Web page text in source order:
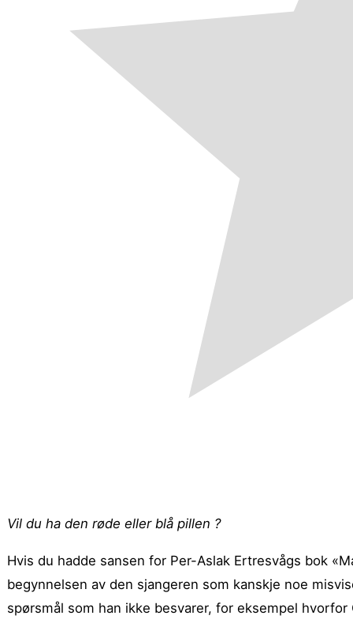
Vil du ha den røde eller blå pillen ?
Hvis du hadde sansen for Per-Aslak Ertresvågs bok
begynnelsen av den sjangeren som kanskje noe
spørsmål som han ikke besvarer, for eksempel